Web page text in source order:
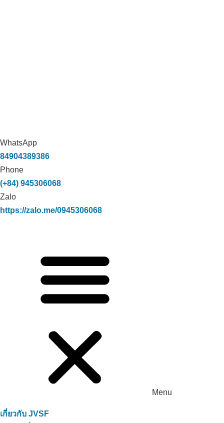
WhatsApp
84904389386
Phone
(+84) 945306068
Zalo
https://zalo.me/0945306068
Menu
เกี่ยวกับ JVSF